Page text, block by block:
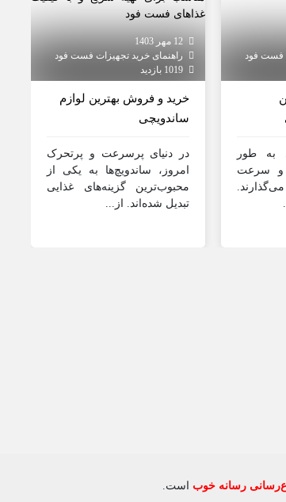
فست فود
به طور
و سرعت
راهنمای خرید تجهیزات فست فود
خرید و فروش بهترین لوازم
ساندویچی
در دنیای پرسرعت و پرتحرک
امروز، ساندویچ‌ها به یکی از
محبوب‌ترین گزینه‌های غذایی
تبدیل شده‌اند. از...
رسانه خوب است.